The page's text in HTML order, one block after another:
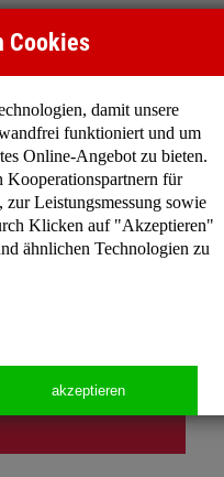
Das Bedürfnis
Cookies
damit unsere
funktioniert und um
Online-Angebot zu bieten.
Kooperationspartnern für
zur Leistungsmessung sowie
Klicken auf "Akzeptieren"
ähnlichen Technologien zu
akzeptieren